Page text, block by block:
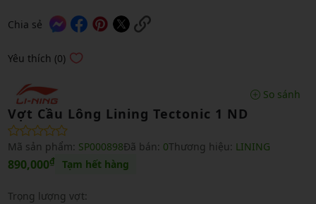
Chia sẻ
Yêu thích (0)
So sánh
Vợt Cầu Lông Lining Tectonic 1 ND
Mã sản phẩm: SP000898Đã bán: 0Thương hiệu: LINING
890,000₫ Tạm hết hàng
Trọng lượng vợt: